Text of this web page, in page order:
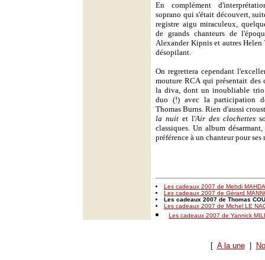
En complément
soprano qui s'était découvert,
registre aigu miraculeux,
de grands chanteurs de
Alexander Kipnis et autres Helen
désopilant.
On regrettera cependant
mouture RCA qui présentait des
la diva, dont un inoubliable
duo (!) avec la participation
Thomas Burns. Rien d'aussi
la nuit et l'Air des clochettes
classiques. Un album
préférence à un chanteur pour
Les cadeaux 2007 de Mehdi
Les cadeaux 2007 de Gérard
Les cadeaux 2007 de Thomas
Les cadeaux 2007 de Michel LE
Les cadeaux 2007 de Yannick
[ A la une|